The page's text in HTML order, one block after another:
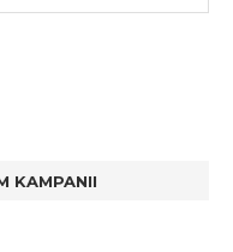
KAMPANII